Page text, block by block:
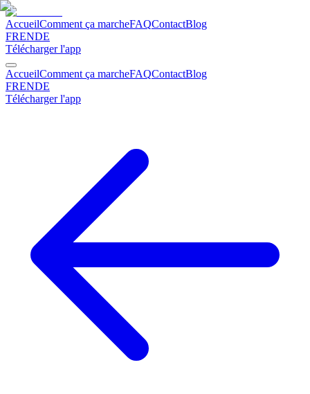
AccueilComment ça marcheFAQContactBlog
FRENDE
Télécharger l'app
AccueilComment ça marcheFAQContactBlog
FRENDE
Télécharger l'app